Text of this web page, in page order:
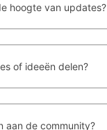
hoogte van updates?
of ideeën delen?
aan de community?